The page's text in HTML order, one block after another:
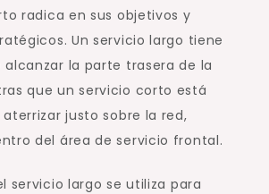
radica en sus objetivos y
Un servicio largo tiene
la parte trasera de la
que un servicio corto está
justo sobre la red,
del área de servicio frontal.
servicio largo se utiliza para